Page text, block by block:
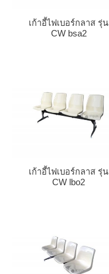
เก้าอี้ไฟเบอร์กลาส รุ่น
CW bsa2
เก้าอี้ไฟเบอร์กลาส รุ่น
CW lbo2